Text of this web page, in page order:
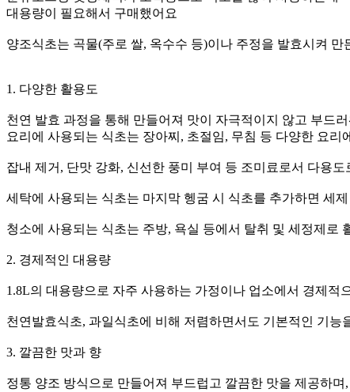
대용량이 필요해서 구매했어요
양조식초는 곡물(주로 쌀, 옥수수 등)이나 주정을 발효시켜
1. 다양한 활용도
천연 발효 과정을 통해 만들어져 맛이 자극적이지 않고 부드러
요리에 사용되는 식초는 장아찌, 초절임, 무침 등 다양한 요리
잡내 제거, 단맛 강화, 신선한 풍미 부여 등 조미료로서 다용도
세탁에 사용되는 식초는 마지막 헹굼 시 식초를 추가하면 세
청소에 사용되는 식초는 주방, 욕실 등에서 탈취 및 세정제로
2. 경제적인 대용량
1.8L의 대용량으로 자주 사용하는 가정이나 업소에서 경제적
천연발효식초, 과일식초에 비해 저렴하면서도 기본적인 기능
3. 깔끔한 맛과 향
정통 양조 방식으로 만들어져 부드럽고 깔끔한 맛을 제공하